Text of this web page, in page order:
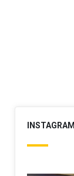
INSTAGRAM